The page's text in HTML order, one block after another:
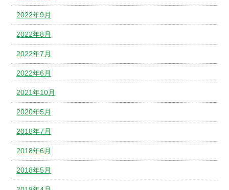
2022年9月
2022年8月
2022年7月
2022年6月
2021年10月
2020年5月
2018年7月
2018年6月
2018年5月